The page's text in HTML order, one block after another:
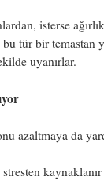
isterse
tür bir temastan
uyanırlar.
azaltmaya da